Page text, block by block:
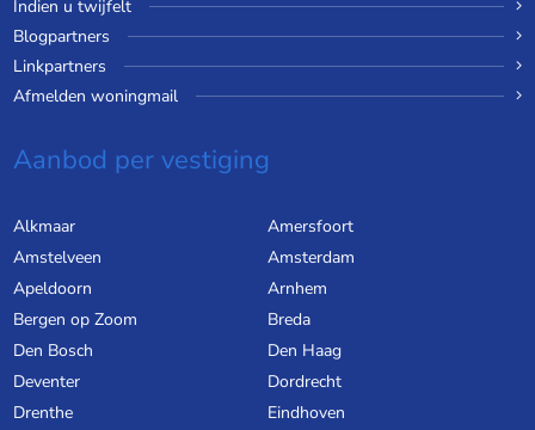
Indien u twijfelt
Blogpartners
Linkpartners
Afmelden woningmail
Aanbod per vestiging
Alkmaar
Amersfoort
Amstelveen
Amsterdam
Apeldoorn
Arnhem
Bergen op Zoom
Breda
Den Bosch
Den Haag
Deventer
Dordrecht
Drenthe
Eindhoven